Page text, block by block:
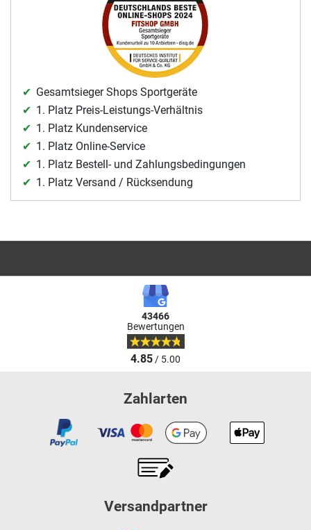
Gesamtsieger Shops Sportgeräte
1. Platz Preis-Leistungs-Verhältnis
1. Platz Kundenservice
1. Platz Online-Service
1. Platz Bestell- und Zahlungsbedingungen
1. Platz Versand / Rücksendung
43466
Bewertungen
4.85/ 5.00
Zahlarten
Versandpartner